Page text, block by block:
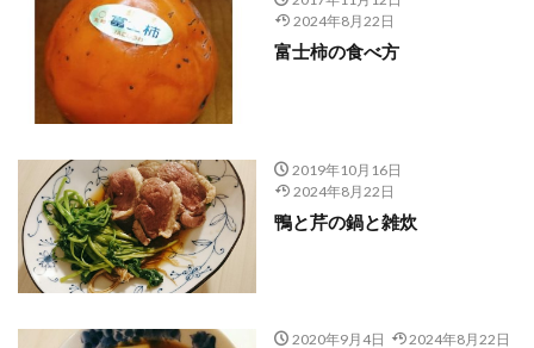
2024年8月22日
富士柿の食べ方
2019年10月16日
2024年8月22日
鴨と芹の鍋と雑炊
2020年9月4日 2024年8月22日